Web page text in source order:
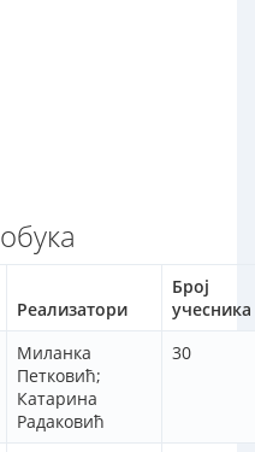
Реализатори
Број
учесника
Миланка
Петковић;
Катарина
Радаковић
30